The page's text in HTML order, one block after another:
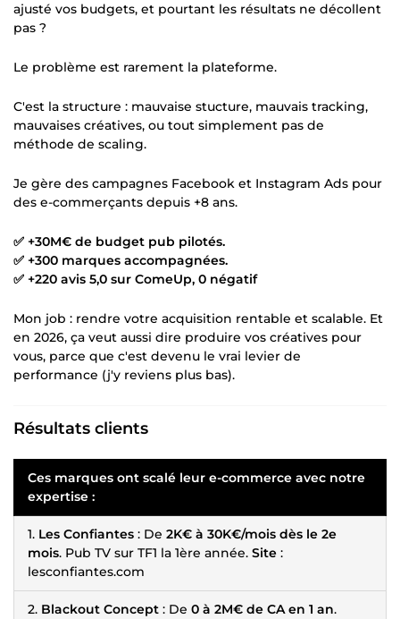
ajusté vos budgets, et pourtant les résultats ne décollent
pas ?
Le problème est rarement la plateforme.
C'est la structure : mauvaise stucture, mauvais tracking,
mauvaises créatives, ou tout simplement pas de
méthode de scaling.
Je gère des campagnes Facebook et Instagram Ads pour
des e-commerçants depuis +8 ans.
✅ +30M€ de budget pub pilotés.
✅ +300 marques accompagnées.
✅ +220 avis 5,0 sur ComeUp, 0 négatif
Mon job : rendre votre acquisition rentable et scalable. Et
en 2026, ça veut aussi dire produire vos créatives pour
vous, parce que c'est devenu le vrai levier de
performance (j'y reviens plus bas).
Résultats clients
Ces marques ont scalé leur e-commerce avec notre
expertise :
1. Les Confiantes : De 2K€ à 30K€/mois dès le 2e
mois. Pub TV sur TF1 la 1ère année. Site :
lesconfiantes.com
2. Blackout Concept : De 0 à 2M€ de CA en 1 an.